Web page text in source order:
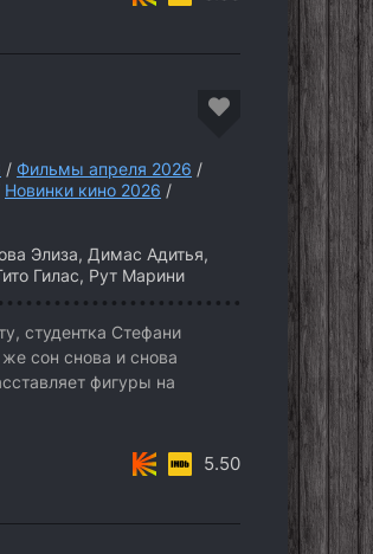
/ Фильмы апреля 2026 /
Новинки кино 2026 /
Элиза, Димас Адитья,
Гилас, Рут Марини
студентка Стефани
сон снова и снова
фигуры на
5.50